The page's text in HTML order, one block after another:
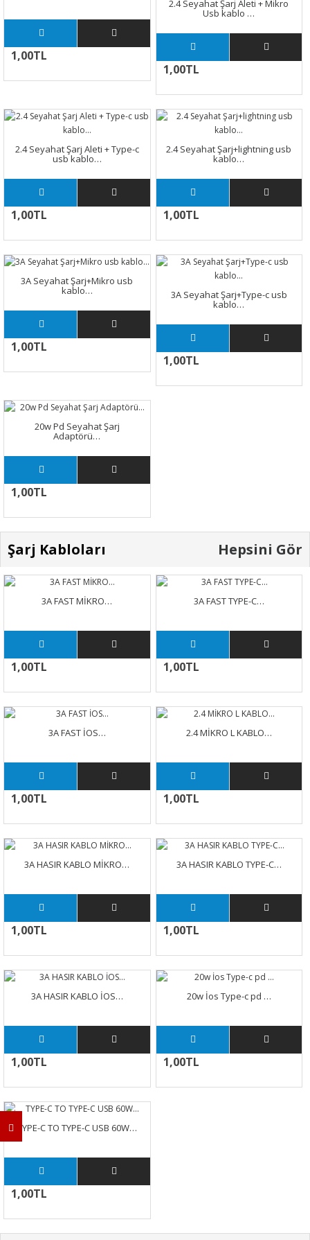
1,00TL
2.4 Seyahat Şarj Aleti + Mikro
Usb kablo …
1,00TL
2.4 Seyahat Şarj Aleti + Type-c
usb kablo…
1,00TL
2.4 Seyahat Şarj+lightning usb
kablo…
1,00TL
3A Seyahat Şarj+Mikro usb
kablo…
1,00TL
3A Seyahat Şarj+Type-c usb
kablo…
1,00TL
20w Pd Seyahat Şarj
Adaptörü…
1,00TL
Şarj Kabloları Hepsini Gör
3A FAST MİKRO…
1,00TL
3A FAST TYPE-C…
1,00TL
3A FAST İOS…
1,00TL
2.4 MİKRO L KABLO…
1,00TL
3A HASIR KABLO MİKRO…
1,00TL
3A HASIR KABLO TYPE-C…
1,00TL
3A HASIR KABLO İOS…
1,00TL
20w İos Type-c pd …
1,00TL
TYPE-C TO TYPE-C USB 60W…
1,00TL